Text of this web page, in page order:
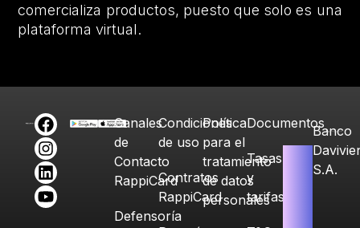
comercializa productos, puesto que solo es una
plataforma virtual.
Canales
de
Contacto
RappiCard
Defensoría
Condiciones
de uso
Contratos
RappiCard
Política
para el
tratamiento
de datos
personales
Documentos
Tasas
y
tarifas
Banco
S.A.